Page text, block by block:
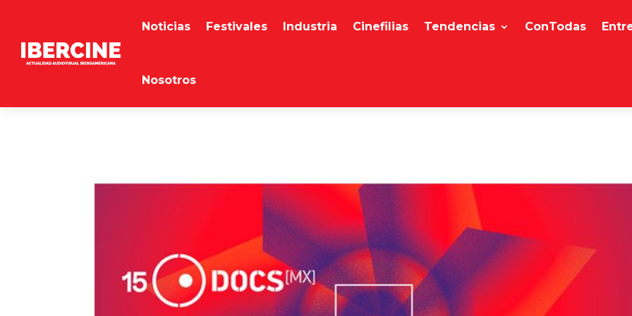
Noticias Festivales Industria Cinefilias Tendencias ConTodas
Nosotros